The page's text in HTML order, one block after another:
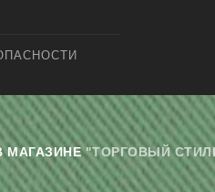
МАГАЗИНЕ"ТОРГОВЫЙ